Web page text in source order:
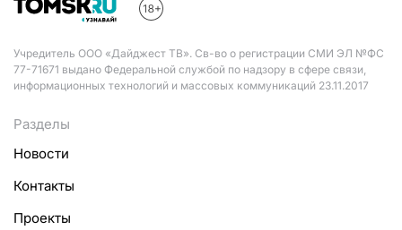
Учредитель ООО «Дайджест ТВ». Св-во о регистрации СМИ ЭЛ №ФС
77-71671 выдано Федеральной службой по надзору в сфере связи,
информационных технологий и массовых коммуникаций 23.11.2017
Разделы
Новости
Контакты
Проекты